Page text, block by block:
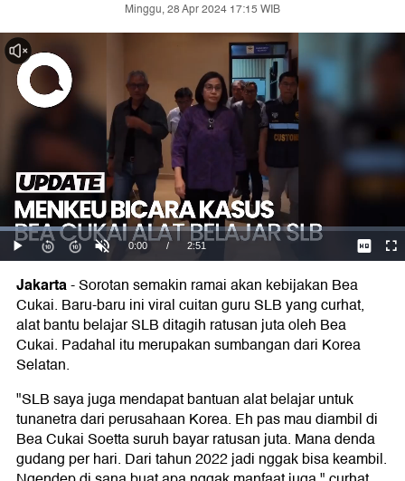
Minggu, 28 Apr 2024 17:15 WIB
Jakarta-Sorotan semakin ramai akan kebijakan Bea
Cukai. Baru-baru ini viral cuitan guru SLB yang curhat,
alat bantu belajar SLB ditagih ratusan juta oleh Bea
Cukai. Padahal itu merupakan sumbangan dari Korea
Selatan.
"SLB saya juga mendapat bantuan alat belajar untuk
tunanetra dari perusahaan Korea. Eh pas mau diambil di
Bea Cukai Soetta suruh bayar ratusan juta. Mana denda
gudang per hari. Dari tahun 2022 jadi nggak bisa keambil.